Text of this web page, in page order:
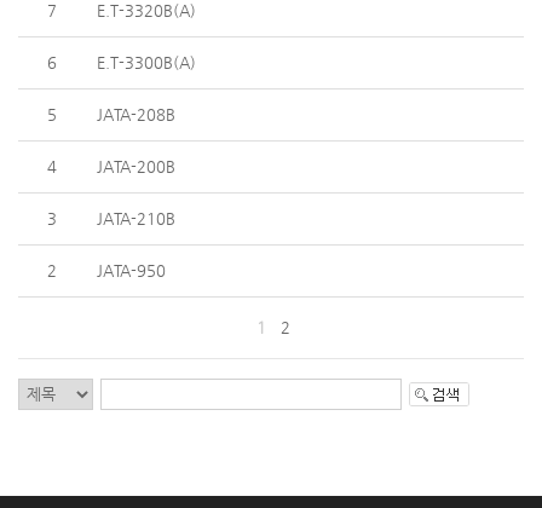
7 E.T-3320B(A)
6 E.T-3300B(A)
5 JATA-208B
4 JATA-200B
3 JATA-210B
2 JATA-950
1 2